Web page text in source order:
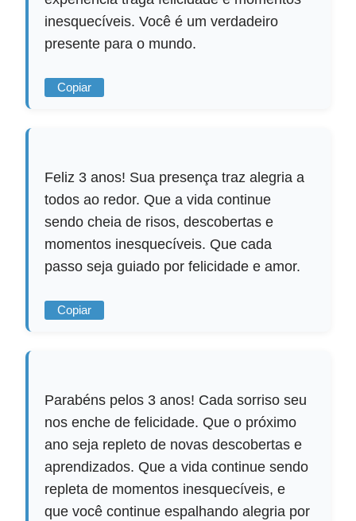
inesquecíveis. Você é um verdadeiro
presente para o mundo.
Copiar
Feliz 3 anos! Sua presença traz alegria a
todos ao redor. Que a vida continue
sendo cheia de risos, descobertas e
momentos inesquecíveis. Que cada
passo seja guiado por felicidade e amor.
Copiar
Parabéns pelos 3 anos! Cada sorriso seu
nos enche de felicidade. Que o próximo
ano seja repleto de novas descobertas e
aprendizados. Que a vida continue sendo
repleta de momentos inesquecíveis, e
que você continue espalhando alegria por